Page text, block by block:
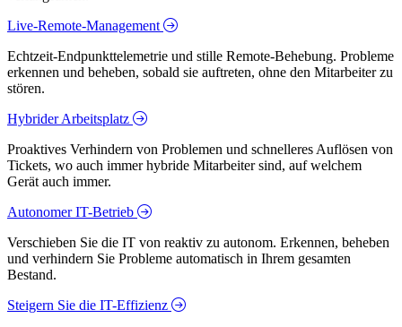
Live-Remote-Management
Echtzeit-Endpunkttelemetrie und stille Remote-Behebung. Probleme
erkennen und beheben, sobald sie auftreten, ohne den Mitarbeiter zu
stören.
Hybrider Arbeitsplatz
Proaktives Verhindern von Problemen und schnelleres Auflösen von
Tickets, wo auch immer hybride Mitarbeiter sind, auf welchem
Gerät auch immer.
Autonomer IT-Betrieb
Verschieben Sie die IT von reaktiv zu autonom. Erkennen, beheben
und verhindern Sie Probleme automatisch in Ihrem gesamten
Bestand.
Steigern Sie die IT-Effizienz